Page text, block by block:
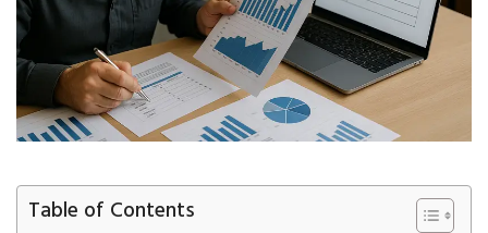
Table of Contents